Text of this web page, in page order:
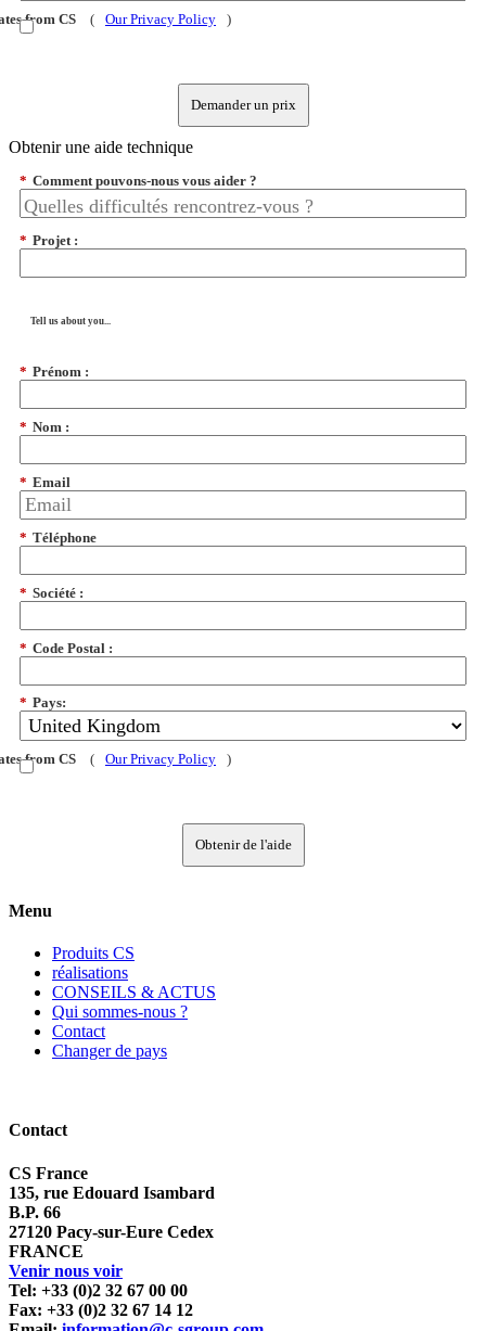
from CS ( Our Privacy Policy )
Demander un prix
Obtenir une aide technique
* Comment pouvons-nous vous aider ?
* Projet :
Tell us about you...
* Prénom :
* Nom :
* Email
* Téléphone
* Société :
* Code Postal :
* Pays:
from CS ( Our Privacy Policy )
Obtenir de l'aide
Menu
Produits CS
réalisations
CONSEILS & ACTUS
Qui sommes-nous ?
Contact
Changer de pays
Contact
CS France
135, rue Edouard Isambard
B.P. 66
27120 Pacy-sur-Eure Cedex
FRANCE
Venir nous voir
Tel: +33 (0)2 32 67 00 00
Fax: +33 (0)2 32 67 14 12